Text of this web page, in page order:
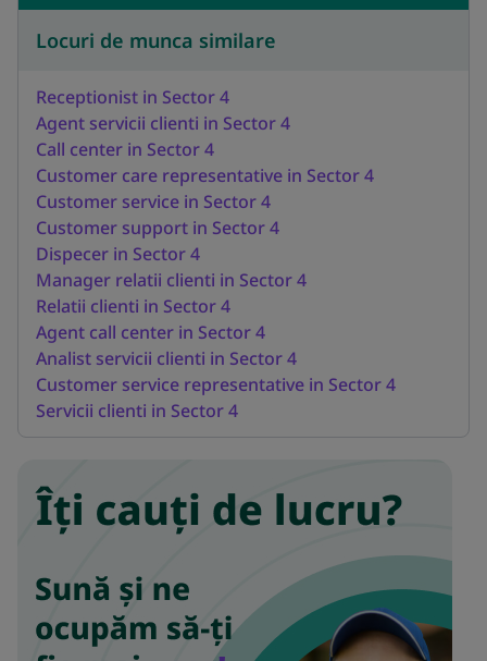
Locuri de munca similare
Receptionist in Sector 4
Agent servicii clienti in Sector 4
Call center in Sector 4
Customer care representative in Sector 4
Customer service in Sector 4
Customer support in Sector 4
Dispecer in Sector 4
Manager relatii clienti in Sector 4
Relatii clienti in Sector 4
Agent call center in Sector 4
Analist servicii clienti in Sector 4
Customer service representative in Sector 4
Servicii clienti in Sector 4